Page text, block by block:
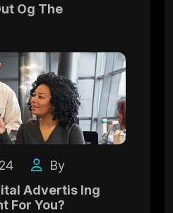
Og The
By
Advertis Ing
For You?